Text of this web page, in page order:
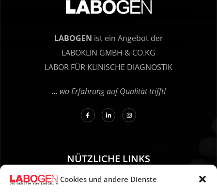
Cookies und andere Dienste
LABOGEN ist ein Angebot der
LABOKLIN GMBH & CO.KG
LABOR FÜR KLINISCHE DIAGNOSTIK
… wo Erfahrung auf Qualität trifft!
NÜTZLICHE LINKS
01. Anleitung zur Probenentnahme